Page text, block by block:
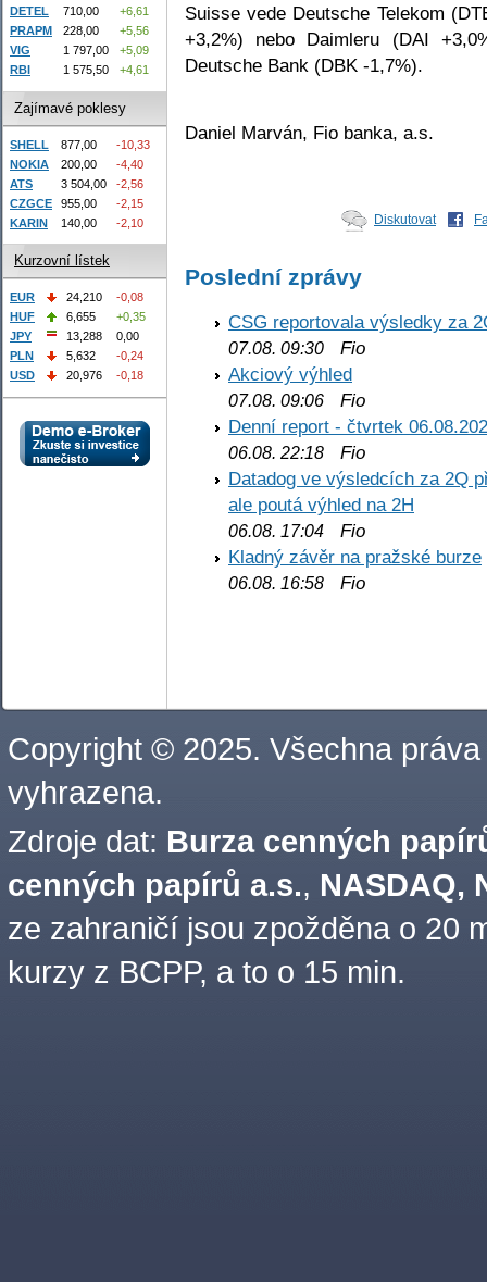
Suisse vede Deutsche Telekom
+3,2%) nebo Daimleru (DAI
Deutsche Bank (DBK -1,7%).
Daniel Marván, Fio banka, a.s.
Diskutovat
Poslední zprávy
CSG reportovala výsledky za
07.08. 09:30 Fio
Akciový výhled
07.08. 09:06 Fio
Denní report - čtvrtek
06.08. 22:18 Fio
Datadog ve výsledcích za 2Q
ale poutá výhled na 2H
06.08. 17:04 Fio
Kladný závěr na pražské burze
06.08. 16:58 Fio
DETEL
710,00
+6,61
PRAPM
228,00
+5,56
VIG
1 797,00
+5,09
RBI
1 575,50 +4,61
Zajímavé poklesy
SHELL 877,00
-10,33
NOKIA
200,00
-4,40
ATS
3 504,00
-2,56
CZGCE
955,00
-2,15
KARIN
140,00 -2,10
Kurzovní lístek
EUR 24,210
-0,08
HUF
6,655
+0,35
JPY
13,288
0,00
PLN
5,632
-0,24
USD
20,976 -0,18
Copyright © 2025. Všechna práva
vyhrazena.
Zdroje dat: Burza cenných
cenných papírů a.s., NASDAQ,
ze zahraničí jsou zpožděna o 20
kurzy z BCPP, a to o 15 min.